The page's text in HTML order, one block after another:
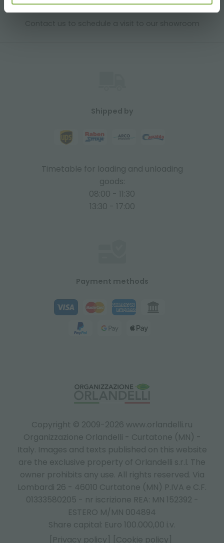
Contact us to schedule a visit to our showroom
Copyright © 2009-2026 www.orlandelli.ru
Organizzazione Orlandelli - Curtatone (MN) -
Italy. Images and texts published on this website
are the exclusive property of Orlandelli s.r.l. The
owner prohibits any use. All rights reserved. Via
Lombardi 26 - 46010 Curtatone (MN) P.IVA e C.F.
01333580205 - nr iscrizione REA: MN 152392 -
ESTERO M/MN 004894
Share capital: Euro 100.000,00 i.v.
[Privacy policy]
[Cookie policy]
Shipped by
Timetable for loading and unloading
goods:
08:00 - 11:30
13:30 - 17:00
Payment methods